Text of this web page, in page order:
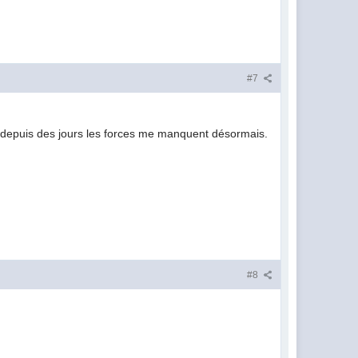
#7
des jours les forces me manquent désormais.
#8